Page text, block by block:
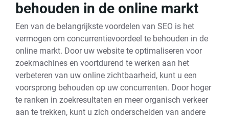
behouden in de online markt
Een van de belangrijkste voordelen van SEO is het
vermogen om concurrentievoordeel te behouden in de
online markt. Door uw website te optimaliseren voor
zoekmachines en voortdurend te werken aan het
verbeteren van uw online zichtbaarheid, kunt u een
voorsprong behouden op uw concurrenten. Door hoger
te ranken in zoekresultaten en meer organisch verkeer
aan te trekken, kunt u zich onderscheiden van andere